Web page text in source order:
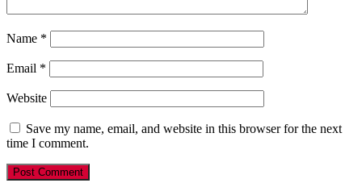
Name *
Email *
Website
Save my name, email, and website in this browser for the next
time I comment.